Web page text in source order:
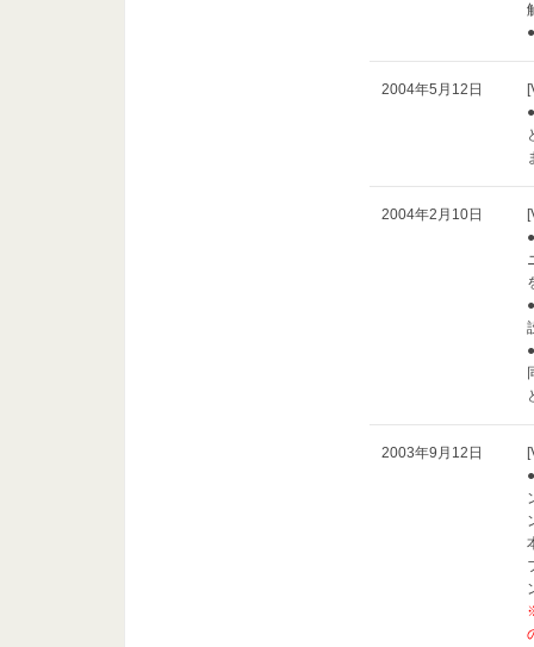
2004年5月12日
2004年2月10日
2003年9月12日